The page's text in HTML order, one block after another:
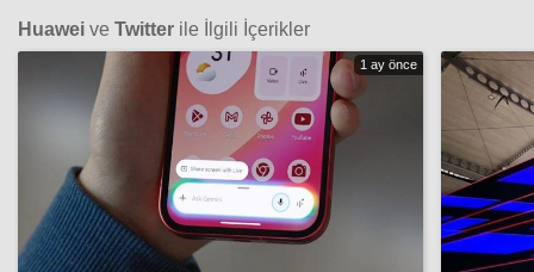
Huawei ve Twitter ile İlgili İçerikler
1 ay önce